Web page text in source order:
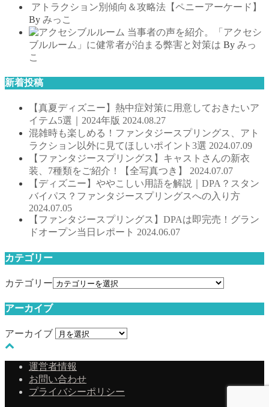
アトラクション別傾向＆攻略法【ペニーアーケード】
By みっこ
当事者の声を紹介。「アクセシ
ブルルーム」に健常者が泊まる弊害と対策は By みっ
こ
新着投稿
【真夏ディズニー】熱中症対策に用意しておきたいア
イテム5選｜2024年版 2024.08.27
混雑時も楽しめる！ファンタジースプリングス、アト
ラクション以外に見てほしいポイント3選 2024.07.09
【ファンタジースプリングス】キャストさんの新衣
装、7種類をご紹介！【全写真つき】 2024.07.07
【ディズニー】ややこしい用語を解説｜DPA？スタン
バイパス？ファンタジースプリングスへの入り方
2024.07.05
【ファンタジースプリングス】DPAは即完売！グラン
ドオープン当日レポート 2024.06.07
カテゴリー
カテゴリー
アーカイブ
アーカイブ
運営者情報
お問い合わせ
プライバシーポリシー